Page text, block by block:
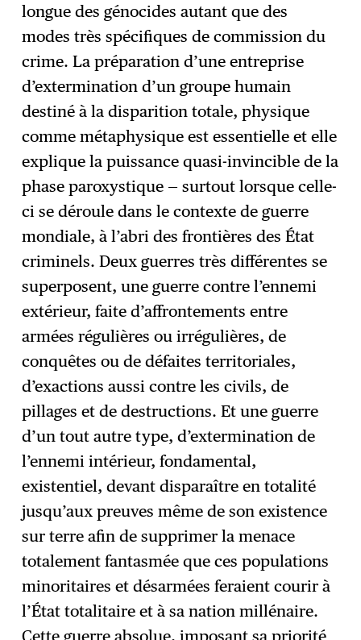
longue des génocides autant que des
modes très spécifiques de commission du
crime. La préparation d’une entreprise
d’extermination d’un groupe humain
destiné à la disparition totale, physique
comme métaphysique est essentielle et elle
explique la puissance quasi-invincible de la
phase paroxystique — surtout lorsque celle-
ci se déroule dans le contexte de guerre
mondiale, à l’abri des frontières des État
criminels. Deux guerres très différentes se
superposent, une guerre contre l’ennemi
extérieur, faite d’affrontements entre
armées régulières ou irrégulières, de
conquêtes ou de défaites territoriales,
d’exactions aussi contre les civils, de
pillages et de destructions. Et une guerre
d’un tout autre type, d’extermination de
l’ennemi intérieur, fondamental,
existentiel, devant disparaître en totalité
jusqu’aux preuves même de son existence
sur terre afin de supprimer la menace
totalement fantasmée que ces populations
minoritaires et désarmées feraient courir à
l’État totalitaire et à sa nation millénaire.
Cette guerre absolue, imposant sa priorité